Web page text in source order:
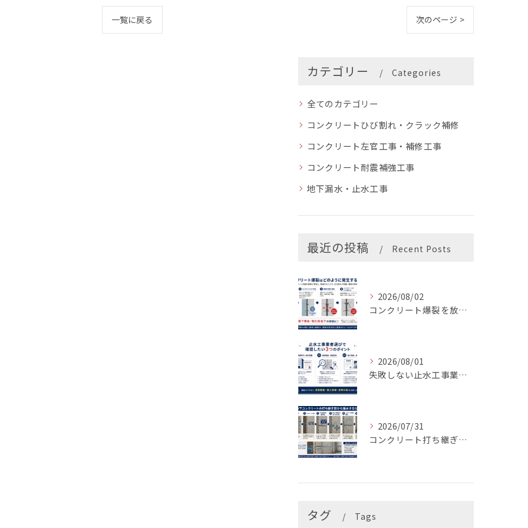
一覧に戻る 次のページ >
カテゴリー Categories
全てのカテゴリー
コンクリートひび割れ・クラック補修
コンクリート左官工事・補修工事
コンクリート耐震補強工事
地下漏水・止水工事
最近の投稿 Recent Posts
2026/08/02
コンクリート爆裂を放置すると危険？補修費用・原因・対策を専門業者が解説
2026/08/01
失敗しない止水工事業者の選び方｜後悔しない3つのチェックポイント【LIFIX】
2026/07/31
コンクリート打ち継ぎ部からの漏水原因とは？最適な止水材と止水工法を解説
タグ Tags